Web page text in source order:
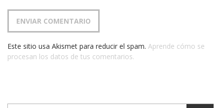
Este sitio usa Akismet para reducir el spam. Aprende cómo se
procesan los datos de tus comentarios.